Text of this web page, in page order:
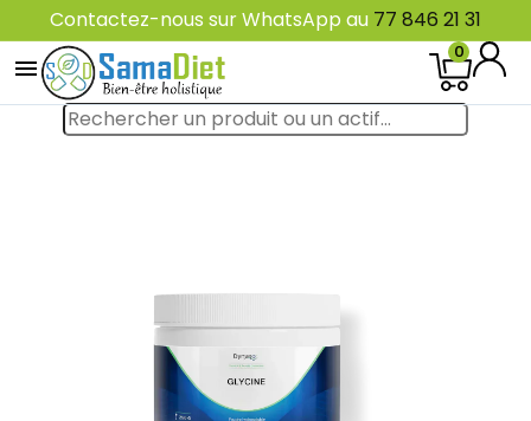
Contactez-nous sur WhatsApp au 77 846 21 31

0